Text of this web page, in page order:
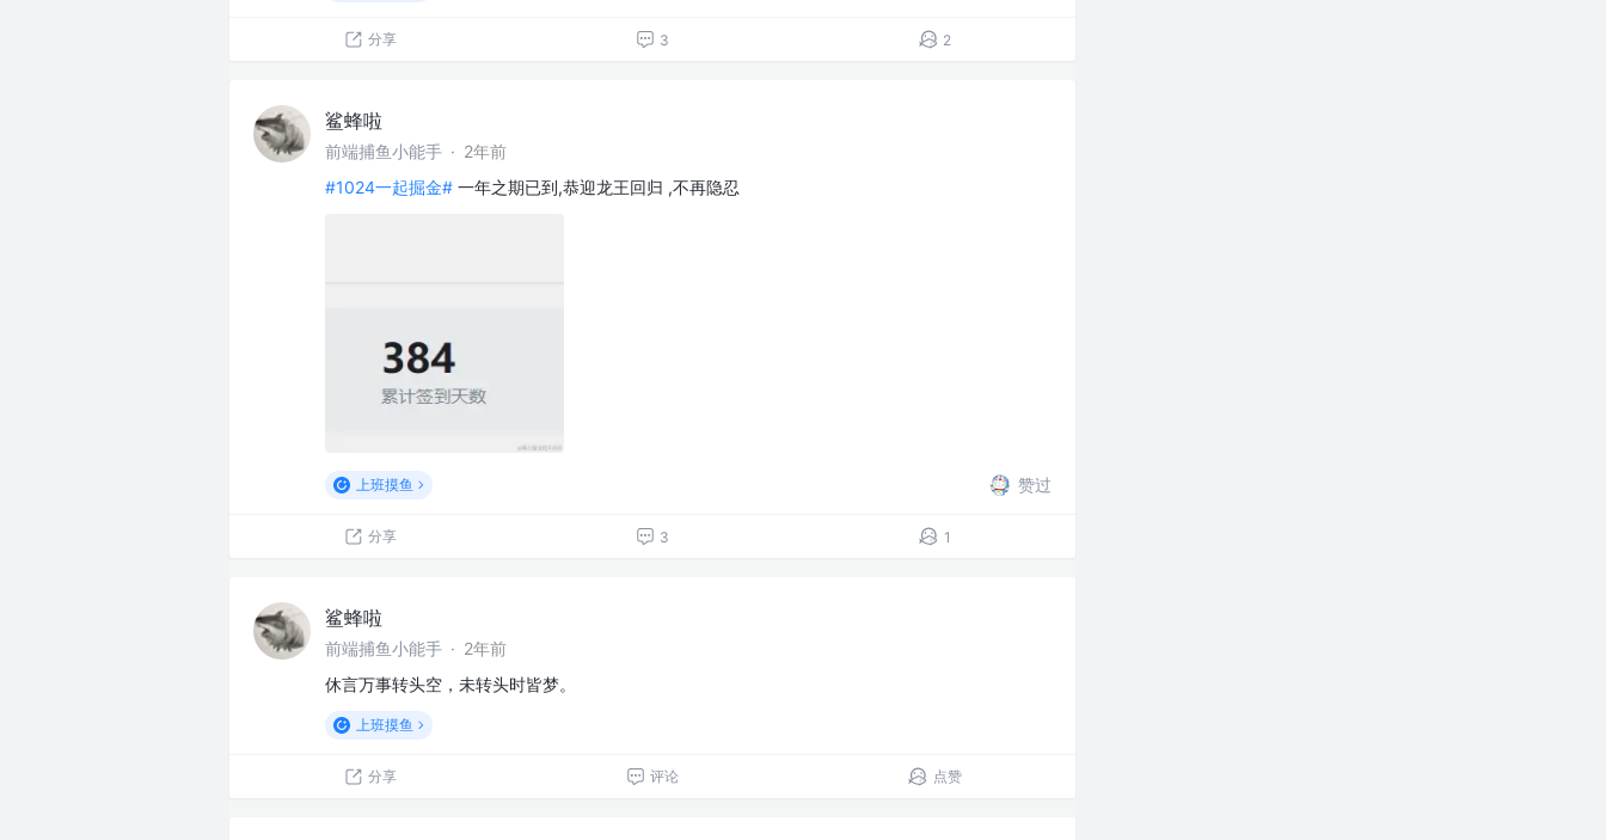
分享 3 2
鲨蜂啦
前端捕鱼小能手 · 2年前
#1024一起掘金# 一年之期已到,恭迎龙王回归 ,不再隐忍
上班摸鱼 赞过
分享 3 1
鲨蜂啦
前端捕鱼小能手 · 2年前
休言万事转头空，未转头时皆梦。
上班摸鱼
分享 评论 点赞